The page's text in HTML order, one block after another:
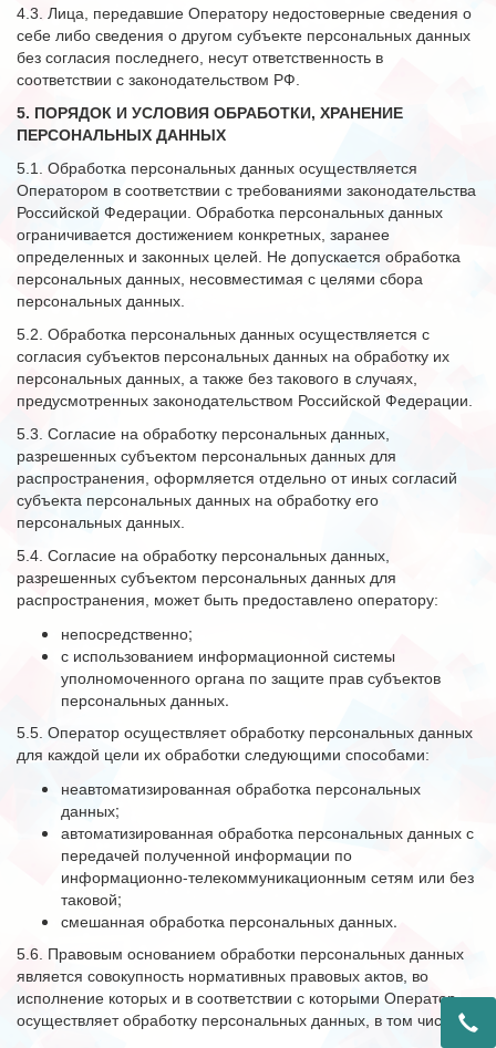
4.3. Лица, передавшие Оператору недостоверные сведения о
себе либо сведения о другом субъекте персональных данных
без согласия последнего, несут ответственность в
соответствии с законодательством РФ.
5. ПОРЯДОК И УСЛОВИЯ ОБРАБОТКИ, ХРАНЕНИЕ
ПЕРСОНАЛЬНЫХ ДАННЫХ
5.1. Обработка персональных данных осуществляется
Оператором в соответствии с требованиями законодательства
Российской Федерации. Обработка персональных данных
ограничивается достижением конкретных, заранее
определенных и законных целей. Не допускается обработка
персональных данных, несовместимая с целями сбора
персональных данных.
5.2. Обработка персональных данных осуществляется с
согласия субъектов персональных данных на обработку их
персональных данных, а также без такового в случаях,
предусмотренных законодательством Российской Федерации.
5.3. Согласие на обработку персональных данных,
разрешенных субъектом персональных данных для
распространения, оформляется отдельно от иных согласий
субъекта персональных данных на обработку его
персональных данных.
5.4. Согласие на обработку персональных данных,
разрешенных субъектом персональных данных для
распространения, может быть предоставлено оператору:
непосредственно;
с использованием информационной системы
уполномоченного органа по защите прав субъектов
персональных данных.
5.5. Оператор осуществляет обработку персональных данных
для каждой цели их обработки следующими способами:
неавтоматизированная обработка персональных
данных;
автоматизированная обработка персональных данных с
передачей полученной информации по
информационно-телекоммуникационным сетям или без
таковой;
смешанная обработка персональных данных.
5.6. Правовым основанием обработки персональных данных
является совокупность нормативных правовых актов, во
исполнение которых и в соответствии с которыми Оператор
осуществляет обработку персональных данных, в том числе: